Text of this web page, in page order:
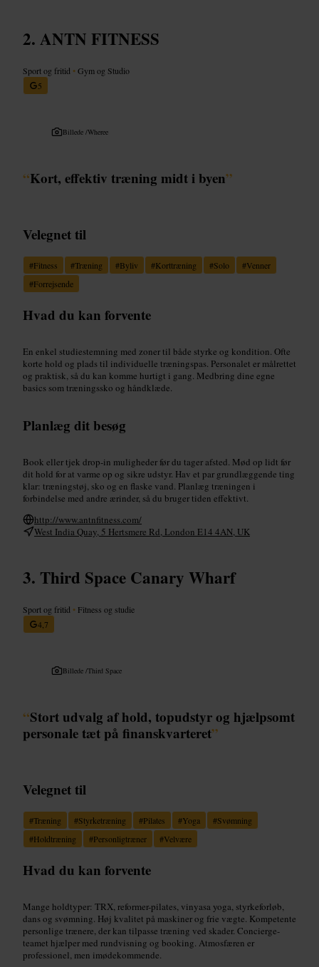
ANTN FITNESS
Sport og fritid •Gym og Studio
5
Billede /Wheree
“Kort, effektiv træning midt i byen”
Velegnet til
#Fitness #Træning #Byliv #Korttræning #Solo #Venner
#Forrejsende
Hvad du kan forvente
En enkel studiestemning med zoner til både styrke og kondition. Ofte
korte hold og plads til individuelle træningspas. Personalet er målrettet
og praktisk, så du kan komme hurtigt i gang. Medbring dine egne
basics som træningssko og håndklæde.
Planlæg dit besøg
Book eller tjek drop-in muligheder før du tager afsted. Mød op lidt før
dit hold for at varme op og sikre udstyr. Hav et par grundlæggende ting
klar: træningstøj, sko og en flaske vand. Planlæg træningen i
forbindelse med andre ærinder, så du bruger tiden effektivt.
http://www.antnfitness.com/
West India Quay, 5 Hertsmere Rd, London E14 4AN, UK
Third Space Canary Wharf
Sport og fritid • Fitness og studie
4,7
Billede /Third Space
“Stort udvalg af hold, topudstyr og hjælpsomt
personale tæt på finanskvarteret”
Velegnet til
#Træning #Styrketræning #Pilates #Yoga #Svømning
#Holdtræning #Personligtræner #Velvære
Hvad du kan forvente
Mange holdtyper: TRX, reformer-pilates, vinyasa yoga, styrkeforløb,
dans og svømning. Høj kvalitet på maskiner og frie vægte. Kompetente
personlige trænere, der kan tilpasse træning ved skader. Concierge-
teamet hjælper med rundvisning og booking. Atmosfæren er
professionel, men imødekommende.